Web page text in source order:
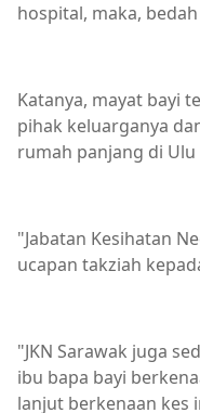
hospital, maka,
Katanya, mayat bayi
pihak keluarganya
rumah panjang di Ulu
"Jabatan Kesihatan
ucapan takziah
"JKN Sarawak juga
ibu bapa bayi
lanjut berkenaan kes